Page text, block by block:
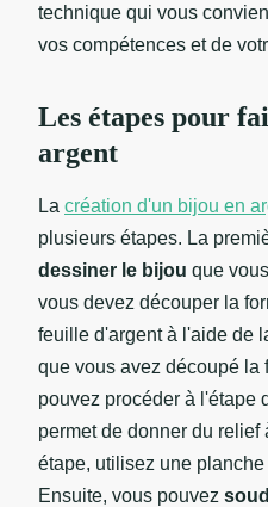
technique qui vous
vos compétences et de
Les étapes pour
argent
La création d'un bijou en
plusieurs étapes. La
dessiner le bijou que
vous devez découper la
feuille d'argent à l'aide de
que vous avez découpé la
pouvez procéder à l'étape
permet de donner du relief
étape, utilisez une
Ensuite, vous pouvez